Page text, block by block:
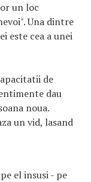
un loc
Una dintre
este cea a unei
de
dau
noua.
un vid, lasand
el insusi - pe